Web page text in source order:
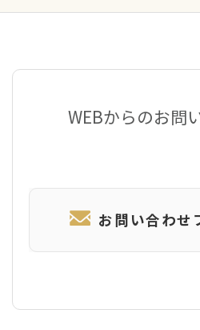
WEBからのお問
お問い合わせ